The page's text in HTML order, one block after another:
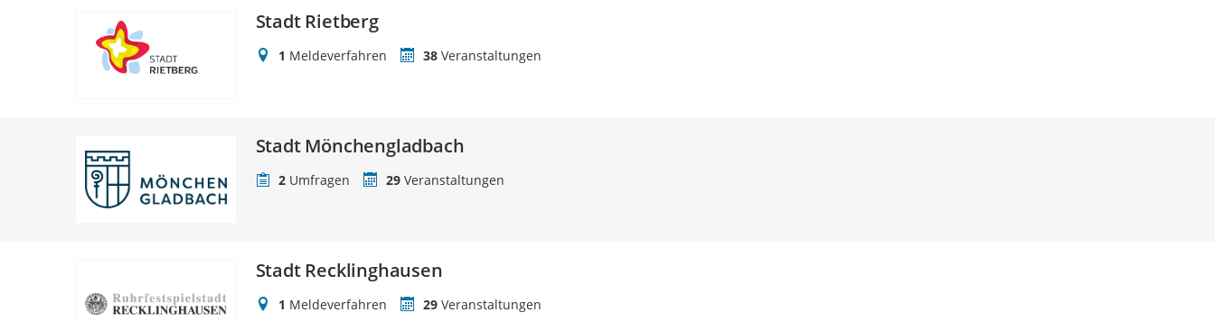
Stadt Rietberg
1 Meldeverfahren 38 Veranstaltungen
Stadt Mönchengladbach
2 Umfragen 29 Veranstaltungen
Stadt Recklinghausen
1 Meldeverfahren 29 Veranstaltungen